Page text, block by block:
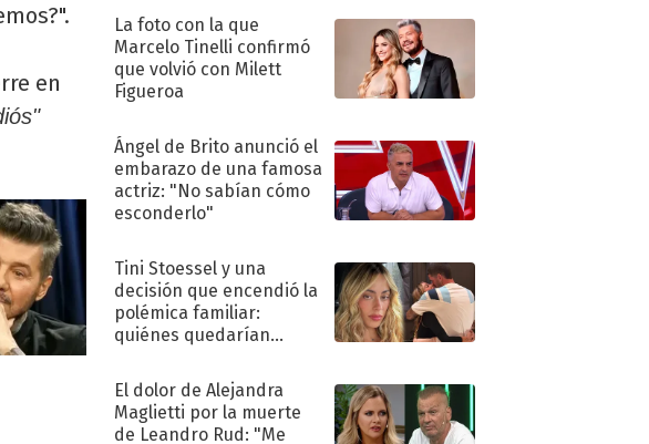
en
La foto con la que
Marcelo Tinelli confirmó
que volvió con Milett
Figueroa
Ángel de Brito anunció el
embarazo de una famosa
actriz: "No sabían cómo
esconderlo"
Tini Stoessel y una
decisión que encendió la
polémica familiar:
quiénes quedarían
El dolor de Alejandra
Maglietti por la muerte
de Leandro Rud: "Me